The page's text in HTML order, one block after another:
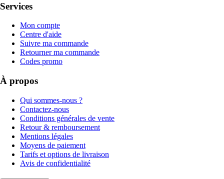
Services
Mon compte
Centre d'aide
Suivre ma commande
Retourner ma commande
Codes promo
À propos
Qui sommes-nous ?
Contactez-nous
Conditions générales de vente
Retour & remboursement
Mentions légales
Moyens de paiement
Tarifs et options de livraison
Avis de confidentialité